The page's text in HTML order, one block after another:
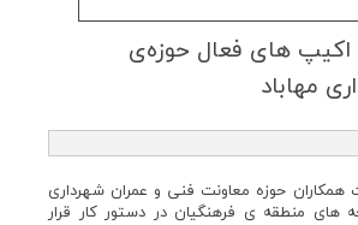
اكیپ های فعال حوزەی
مهاباد
همکاران حوزه معاونت فنی و عمران شهرداری
های منطقه ی فرهنگیان در دستور کار قرار